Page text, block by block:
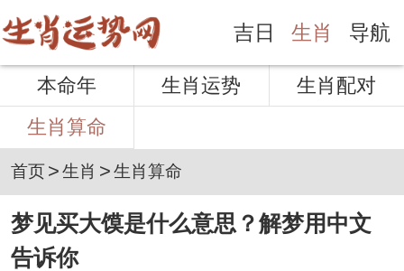
吉日 生肖 导航
本命年 生肖运势
生肖配对
生肖算命
首页>生肖 >生肖算命
梦见买大馍是什么意思？解梦用中文
告诉你